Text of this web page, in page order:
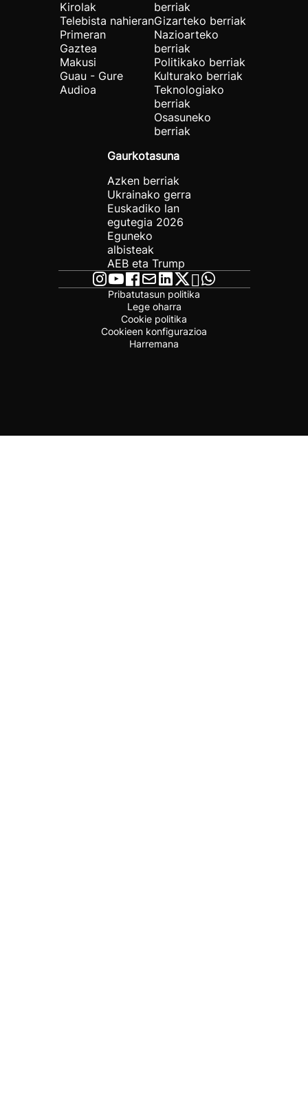
Kirolak
Telebista nahieran
Primeran
Gaztea
Makusi
Guau - Gure
Audioa
berriak
Gizarteko berriak
Nazioarteko
berriak
Politikako berriak
Kulturako berriak
Teknologiako
berriak
Osasuneko
berriak
Gaurkotasuna
Azken berriak
Ukrainako gerra
Euskadiko lan
egutegia 2026
Eguneko
albisteak
AEB eta Trump
Pribatutasun politika
Lege oharra
Cookie politika
Cookieen konfigurazioa
Harremana